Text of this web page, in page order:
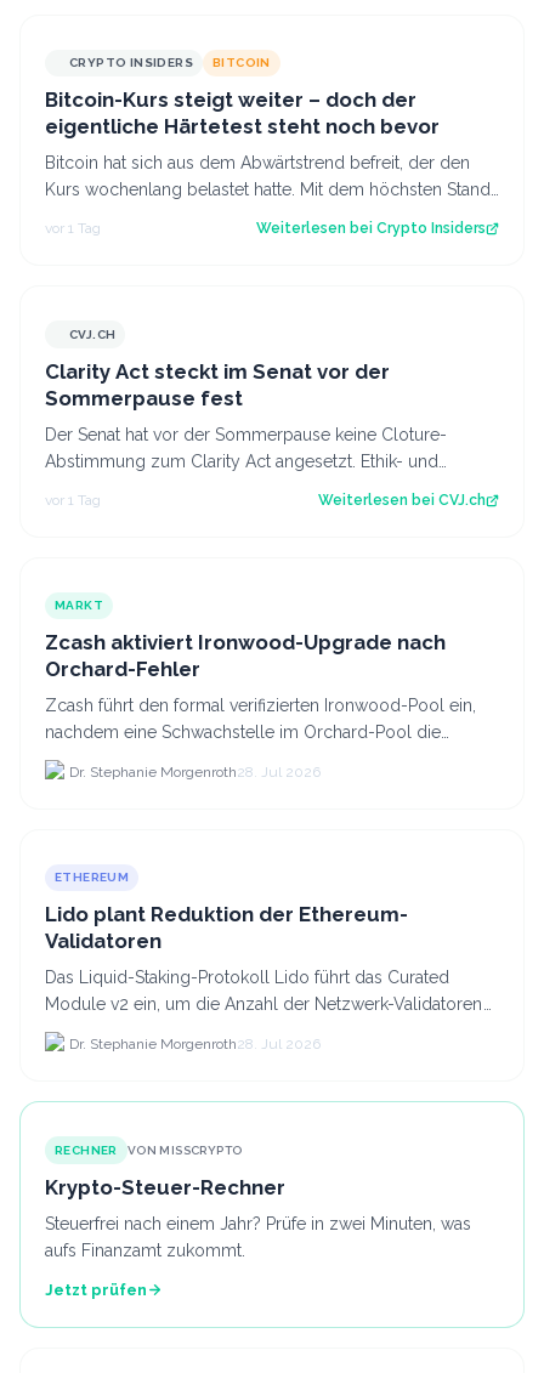
CRYPTO INSIDERS BITCOIN
Bitcoin-Kurs steigt weiter – doch der
eigentliche Härtetest steht noch bevor
Bitcoin hat sich aus dem Abwärtstrend befreit, der den
Kurs wochenlang belastet hatte. Mit dem höchsten Stand
seit fast einer Woche keimt ne…
vor 1 Tag Weiterlesen bei Crypto Insiders
CVJ.CHCVJ.CH
Clarity Act steckt im Senat vor der
Sommerpause fest
Der Senat hat vor der Sommerpause keine Cloture-
Abstimmung zum Clarity Act angesetzt. Ethik- und
vor 1 Tag Weiterlesen bei CVJ.ch
MARKT
Zcash aktiviert Ironwood-Upgrade nach
Orchard-Fehler
Zcash führt den formal verifizierten Ironwood-Pool ein,
nachdem eine Schwachstelle im Orchard-Pool die
Erstellung gefälschter ZEC-Token ermöglichte.
Dr. Stephanie Morgenroth28. Jul 2026
ETHEREUM
Lido plant Reduktion der Ethereum-
Validatoren
Das Liquid-Staking-Protokoll Lido führt das Curated
Module v2 ein, um die Anzahl der Netzwerk-Validatoren
von 880.000 auf etwa 628.
Dr. Stephanie Morgenroth28. Jul 2026
RECHNER VON MISSCRYPTO
Krypto-Steuer-Rechner
Steuerfrei nach einem Jahr? Prüfe in zwei Minuten, was
aufs Finanzamt zukommt.
Jetzt prüfen